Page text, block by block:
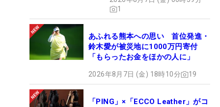
1
あふれる熊本への思い 首位発進・
鈴木愛が被災地に1000万円寄付
「もらったお金をほかの人に」
2026年8月7日 (金) 18時10分 19
「PING」×「ECCO Leather」がコ